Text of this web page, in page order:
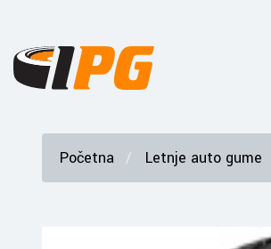
Početna Letnje auto gume